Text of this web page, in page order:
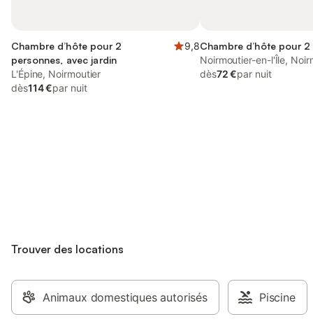
Chambre d’hôte pour 2
personnes, avec jardin
9,8
L'Épine, Noirmoutier
dès114 €par nuit
Chambre d’hôte pour
Noirmoutier-en-l'Île,
dès72 €par nuit
Trouver des locations
Animaux domestiques autorisés Piscine